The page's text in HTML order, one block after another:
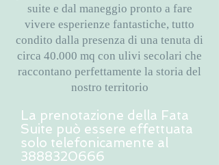
suite e dal maneggio pronto a fare
vivere esperienze fantastiche, tutto
condito dalla presenza di una tenuta di
circa 40.000 mq con ulivi secolari che
raccontano perfettamente la storia del
nostro territorio
La prenotazione della Fata
Suite può essere effettuata
solo telefonicamente al
3888320666